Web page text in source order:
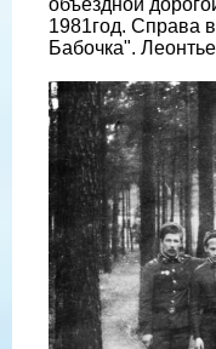
объездной
1981год. Справа
Бабочка".